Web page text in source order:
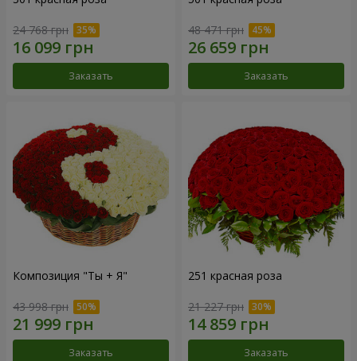
24 768 грн
Заказать
48 471 грн
Заказать
Композиция "Ты + Я"
43 998 грн
Заказать
251 красная роза
21 227 грн
Заказать